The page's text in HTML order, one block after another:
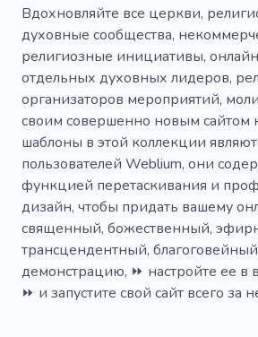
Изучение библии
Хор
Беженец
Международная организация
Кризисные центры
Потерянный дом
Поддержка
Спасение жизни
Дачный комплекс
Дискриминация
Домашнее
Фонд
Правительство
Вдохновляйте все церкви,
духовные сообщества,
религиозные инициативы,
отдельных духовных лидеров,
организаторов мероприятий,
своим совершенно новым сайтом
шаблоны в этой коллекции
пользователей Weblium, они
функцией перетаскивания и
дизайн, чтобы придать вашему
священный, божественный,
трансцендентный,
демонстрацию, ⏩ настройте ее в
⏩ и запустите свой сайт всего за